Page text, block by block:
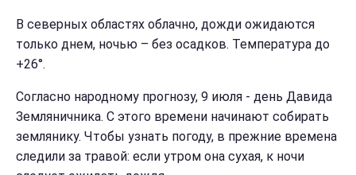
В северных областях облачно, дожди ожидаются
только днем, ночью – без осадков. Температура до
+26°.
Согласно народному прогнозу, 9 июля - день Давида
Земляничника. С этого времени начинают собирать
землянику. Чтобы узнать погоду, в прежние времена
следили за травой: если утром она сухая, к ночи